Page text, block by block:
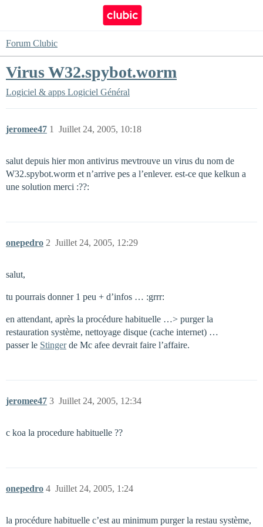
Forum Clubic
Virus W32.spybot.worm
Logiciel & apps Logiciel Général
jeromee47 Juillet 24, 2005, 10:18
1
salut depuis hier mon antivirus mevtrouve un virus du nom de
W32.spybot.worm et n’arrive pes a l’enlever. est-ce que kelkun a
une solution merci :??:
onepedro Juillet 24, 2005, 12:29
2
salut,
tu pourrais donner 1 peu + d’infos … :grrr:
en attendant, après la procédure habituelle …> purger la
restauration système, nettoyage disque (cache internet) …
passer le Stingerde Mc afee devrait faire l’affaire.
jeromee47 Juillet 24, 2005, 12:34
3
c koa la procedure habituelle ??
onepedro Juillet 24, 2005, 1:24
4
la procédure habituelle c’est au minimum purger la restau système,